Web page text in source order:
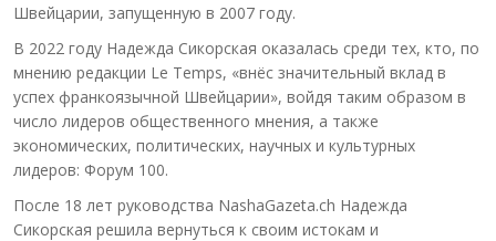
Швейцарии, запущенную в 2007 году.
В 2022 году Надежда Сикорская оказалась среди тех, кто, по
мнению редакции Le Temps, «внёс значительный вклад в
успех франкоязычной Швейцарии», войдя таким образом в
число лидеров общественного мнения, а также
экономических, политических, научных и культурных
лидеров: Форум 100.
После 18 лет руководства NashaGazeta.ch Надежда
Сикорская решила вернуться к своим истокам и